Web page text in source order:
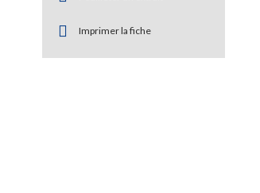
Imprimer la fiche